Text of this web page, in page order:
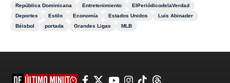
República Dominicana
Entretenimiento
ElPeriódicodelaVerdad
Deportes
Estilo Economía Estados Unidos
Luis Abinader
Béisbol
portada Grandes Ligas MLB